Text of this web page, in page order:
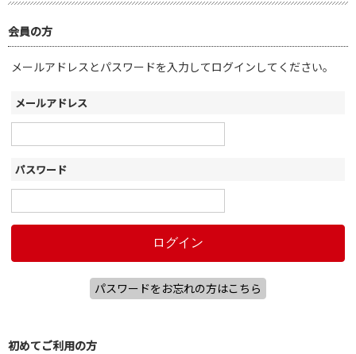
会員の方
メールアドレスとパスワードを入力してログインしてください。
メールアドレス
パスワード
パスワードをお忘れの方はこちら
初めてご利用の方